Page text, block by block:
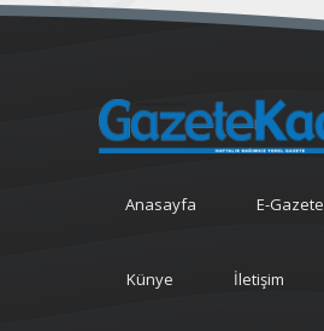
Anasayfa E-Gazete
Künye İletişim